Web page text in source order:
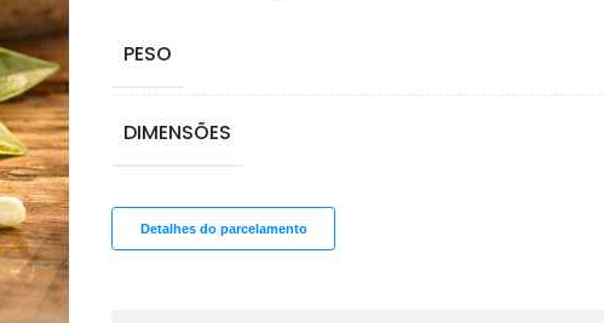
PESO
DIMENSÕES
Detalhes do parcelamento